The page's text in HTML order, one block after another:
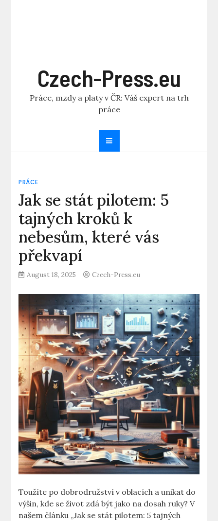
Czech-Press.eu
Práce, mzdy a platy v ČR: Váš expert na trh
práce
PRÁCE
Jak se stát pilotem: 5
tajných kroků k
nebesům, které vás
překvapí
August 18, 2025 Czech-Press.eu
Toužíte po dobrodružství ⁢v oblacích a unikat‍ do
výšin, kde se‌ život zdá být jako na dosah ruky? V
našem ⁣článku „Jak se stát pilotem: 5⁤ tajných